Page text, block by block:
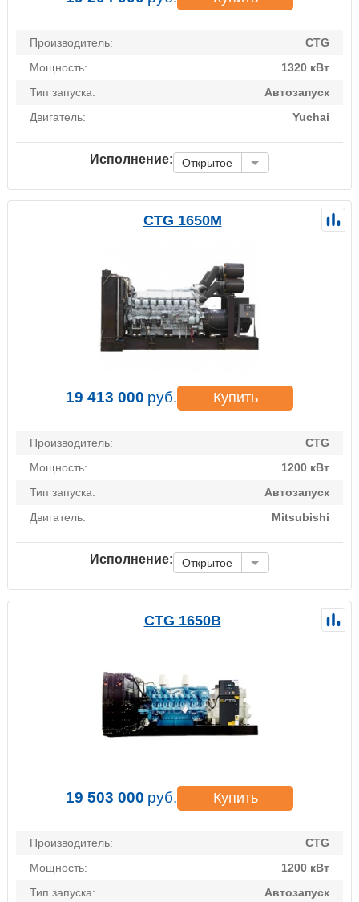
Производитель:
CTG
Мощность:
1320 кВт
Тип запуска:
Автозапуск
Двигатель:
Yuchai
Исполнение: Открытое
CTG 1650M
19 413 000 руб. Купить
Производитель:
CTG
Мощность:
1200 кВт
Тип запуска:
Автозапуск
Двигатель:
Mitsubishi
Исполнение: Открытое
CTG 1650B
19 503 000 руб. Купить
Производитель:
CTG
Мощность:
1200 кВт
Тип запуска:
Автозапуск